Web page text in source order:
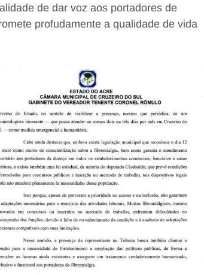
de dar voz aos portadores de
profudamente a qualidade de vida